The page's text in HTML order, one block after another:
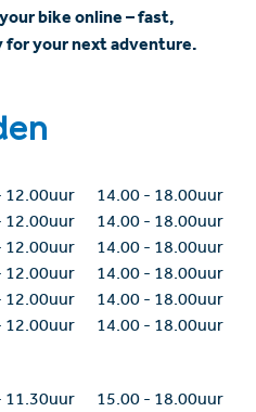
bike online – fast,
your next adventure.
12.00uur 14.00 - 18.00uur
12.00uur 14.00 - 18.00uur
12.00uur 14.00 - 18.00uur
12.00uur 14.00 - 18.00uur
12.00uur 14.00 - 18.00uur
12.00uur 14.00 - 18.00uur
11.30uur 15.00 - 18.00uur